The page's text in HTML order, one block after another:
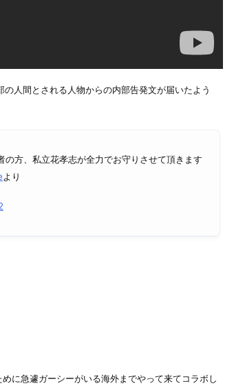
人間とされる人物からの内部告発文が届いたよう
方、私立花孝志が全力でお守りさせて頂きます
より
に急遽ガーシーがいる海外までやって来てコラボし